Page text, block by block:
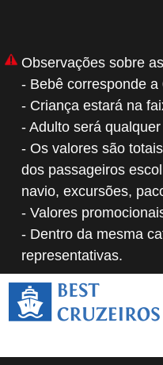
Observações sobre
- Bebê corresponde
- Criança estará na
- Adulto será
- Os valores são
dos passageiros
navio, excursões,
- Valores
- Dentro da mesma
representativas.